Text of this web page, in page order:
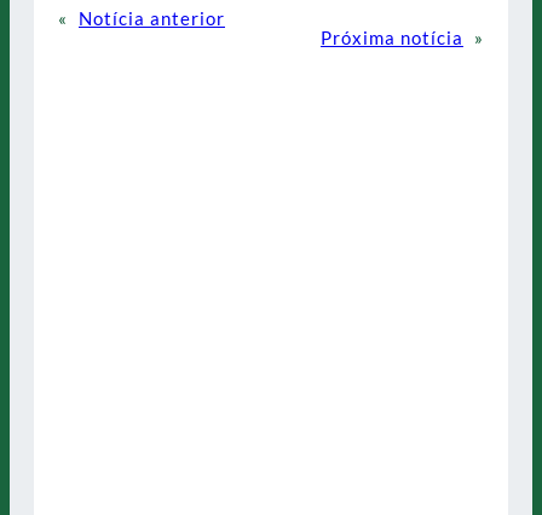
«
Notícia anterior
Próxima notícia
»